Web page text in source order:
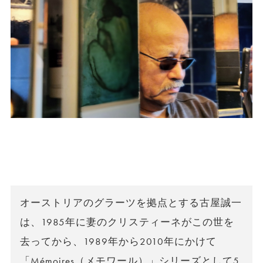
オーストリアのグラーツを拠点とする古屋誠一
は、1985年に妻のクリスティーネがこの世を
去ってから、1989年から2010年にかけて